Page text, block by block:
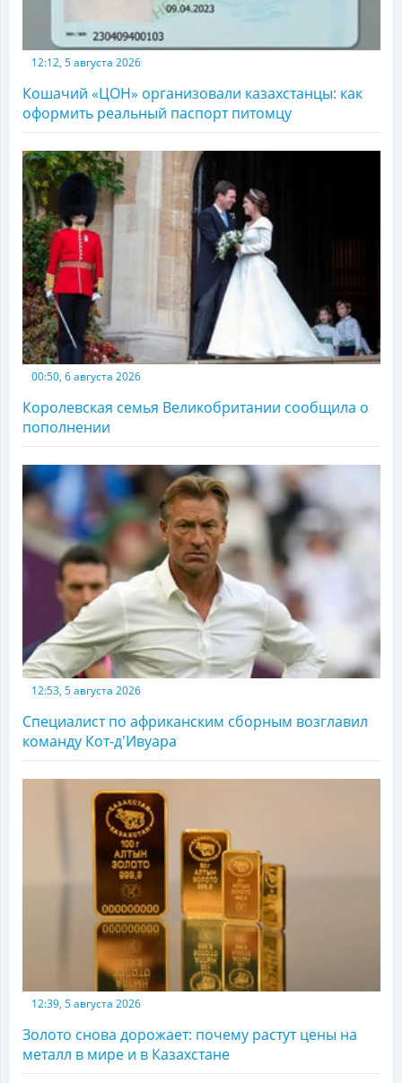
12:12, 5 августа 2026
Кошачий «ЦОН» организовали казахстанцы: как
оформить реальный паспорт питомцу
00:50, 6 августа 2026
Королевская семья Великобритании сообщила о
пополнении
12:53, 5 августа 2026
Специалист по африканским сборным возглавил
команду Кот-д'Ивуара
12:39, 5 августа 2026
Золото снова дорожает: почему растут цены на
металл в мире и в Казахстане